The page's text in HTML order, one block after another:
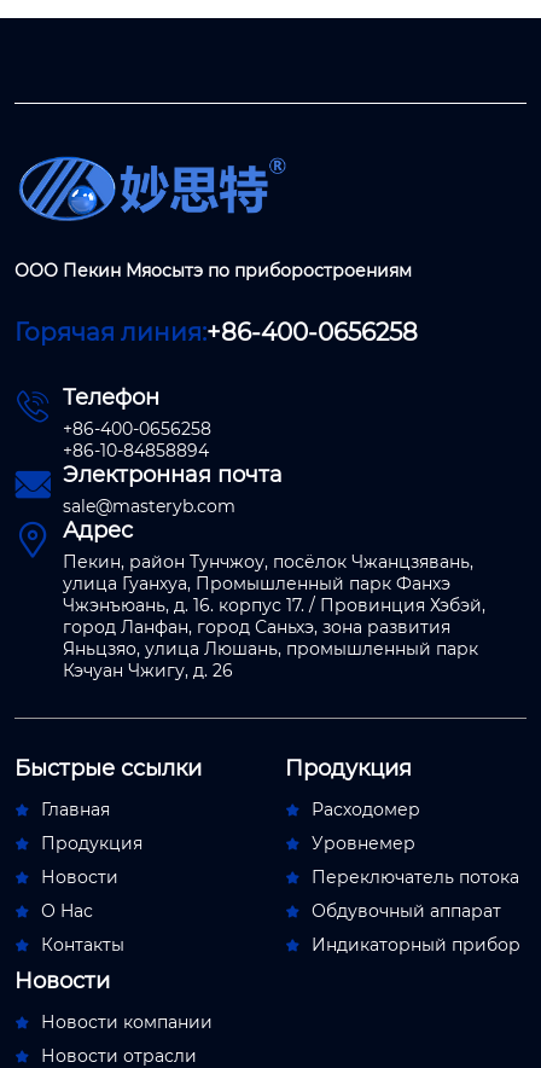
ООО Пекин Мяосытэ по приборостроениям
Горячая линия:+86-400-0656258
 Телефон
+86-400-0656258
+86-10-84858894
 Электронная почта
sale@masteryb.com
 Адрес
Пекин, район Тунчжоу, посёлок Чжанцзявань,
улица Гуанхуа, Промышленный парк Фанхэ
Чжэнъюань, д. 16. корпус 17. / Провинция Хэбэй,
город Ланфан, город Саньхэ, зона развития
Яньцзяо, улица Люшань, промышленный парк
Кэчуан Чжигу, д. 26
Быстрые ссылки
 Главная
 Продукция
 Новости
 О Hас
 Контакты
Продукция
 Расходомер
 Уровнемер
 Переключатель потока
 Обдувочный аппарат
 Индикаторный прибор
Новости
 Новости компании
 Новости отрасли